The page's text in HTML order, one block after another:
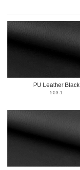
PU Leather Black
503-1